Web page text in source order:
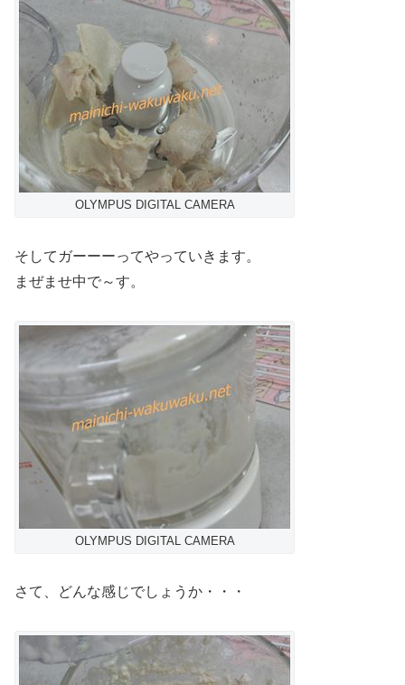
OLYMPUS DIGITAL CAMERA
そしてガーーーってやっていきます。
まぜませ中で～す。
OLYMPUS DIGITAL CAMERA
さて、どんな感じでしょうか・・・